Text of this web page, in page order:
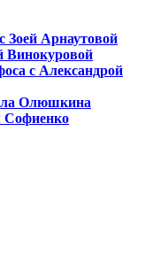
Зоей Арнаутовой
Винокуровой
с Александрой
Олюшкина
Софиенко